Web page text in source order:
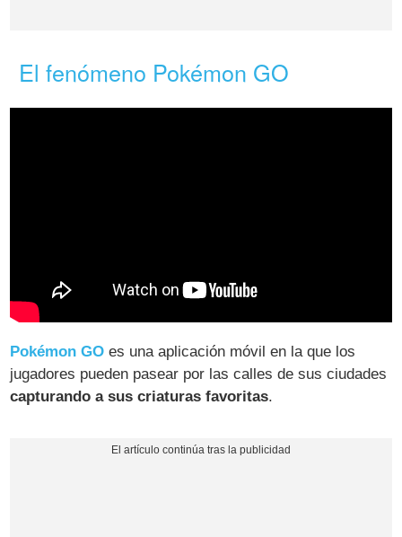
El fenómeno Pokémon GO
Pokémon GO es una aplicación móvil en la que los
jugadores pueden pasear por las calles de sus ciudades
capturando a sus criaturas favoritas.